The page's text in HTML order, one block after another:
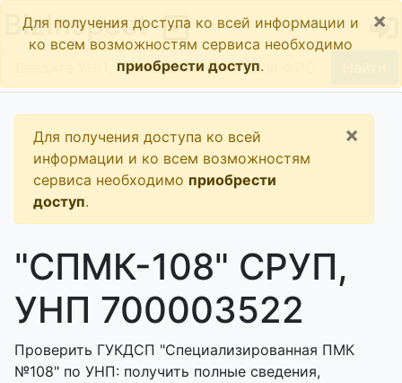
BizInspect
Для получения доступа ко всей информации и
ко всем возможностям сервиса необходимо
приобрести доступ.
×
Для получения доступа ко всей
информации и ко всем возможностям
сервиса необходимо приобрести
доступ.
×
"СПМК-108" СРУП,
УНП 700003522
Проверить ГУКДСП "Специализированная ПМК
№108" по УНП: получить полные сведения,